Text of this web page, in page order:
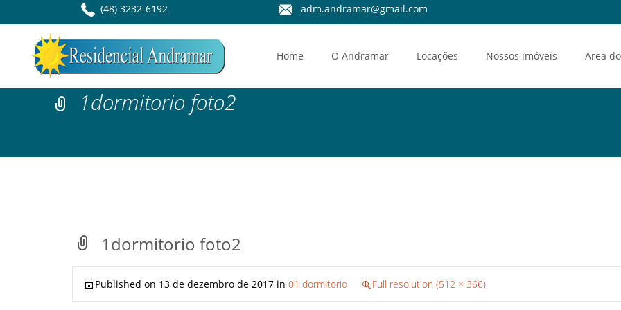
(48) 3232-6192 adm.andramar@gmail.com
Home O Andramar Locações Nossos imóveis Área
1dormitorio foto2
1dormitorio foto2
Published on 13 de dezembro de 2017 in 01 dormitorio Full resolution (512 × 366)